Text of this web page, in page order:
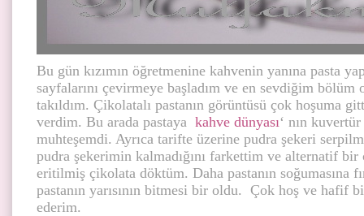
Bu gün kızımın öğretmenine kahvenin yanına pasta
sayfalarını çevirmeye başladım ve en sevdiğim
takıldım. Çikolatalı pastanın görüntüsü çok hoşuma
verdim. Bu arada pastaya kahve dünyası‘ nın
muhteşemdi. Ayrıca tarifte üzerine pudra şekeri
pudra şekerimin kalmadığını farkettim ve alternatif
eritilmiş çikolata döktüm. Daha pastanın soğumasına
pastanın yarısının bitmesi bir oldu. Çok hoş ve hafif
ederim.